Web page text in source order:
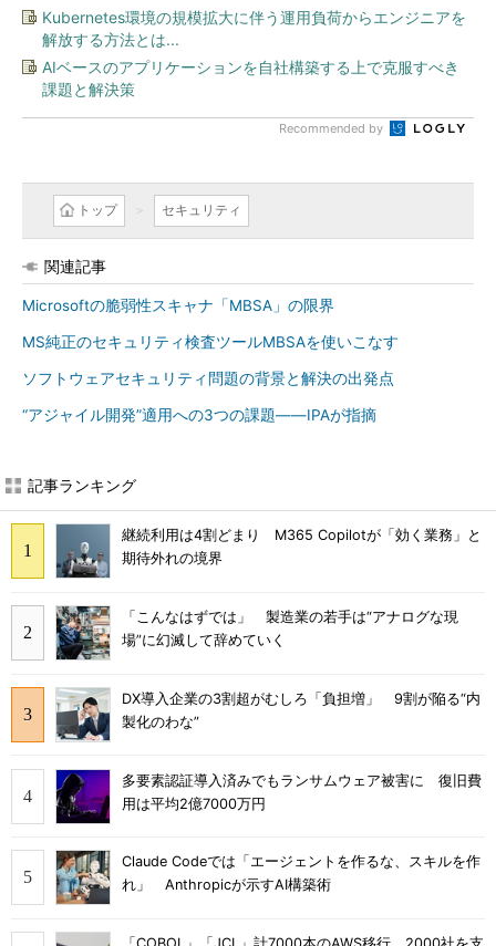
Kubernetes環境の規模拡大に伴う運用負荷からエンジニアを
解放する方法とは...
AIベースのアプリケーションを自社構築する上で克服すべき
課題と解決策
Recommended by
トップ セキュリティ
関連記事
Microsoftの脆弱性スキャナ「MBSA」の限界
MS純正のセキュリティ検査ツールMBSAを使いこなす
ソフトウェアセキュリティ問題の背景と解決の出発点
“アジャイル開発”適用への3つの課題――IPAが指摘
記事ランキング
継続利用は4割どまり M365 Copilotが「効く業務」と
期待外れの境界
「こんなはずでは」 製造業の若手は“アナログな現
場”に幻滅して辞めていく
DX導入企業の3割超がむしろ「負担増」 9割が陥る“内
製化のわな”
多要素認証導入済みでもランサムウェア被害に 復旧費
用は平均2億7000万円
Claude Codeでは「エージェントを作るな、スキルを作
れ」 Anthropicが示すAI構築術